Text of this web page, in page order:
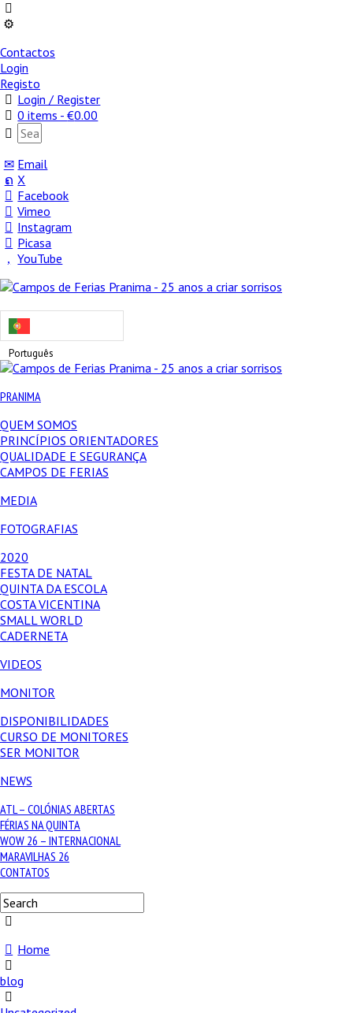
Contactos
Login
Registo
Login / Register
0 items -€0.00
Email
X
Facebook
Vimeo
Instagram
Picasa
YouTube
Português
PRANIMA
QUEM SOMOS
PRINCÍPIOS ORIENTADORES
QUALIDADE E SEGURANÇA
CAMPOS DE FERIAS
MEDIA
FOTOGRAFIAS
2020
FESTA DE NATAL
QUINTA DA ESCOLA
COSTA VICENTINA
SMALL WORLD
CADERNETA
VIDEOS
MONITOR
DISPONIBILIDADES
CURSO DE MONITORES
SER MONITOR
NEWS
ATL – COLÓNIAS ABERTAS
FÉRIAS NA QUINTA
WOW 26 – INTERNACIONAL
MARAVILHAS 26
CONTATOS
Home
blog